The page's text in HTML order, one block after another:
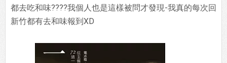
都去吃和味????我個人也是這樣被問才發現-我真的每次回
新竹都有去和味報到XD